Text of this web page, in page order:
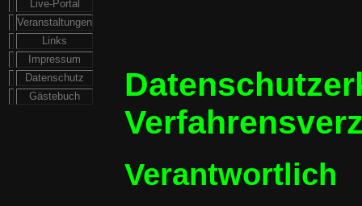
Live-Portal
Veranstaltungen
Links
Impressum
Datenschutz
Gästebuch
Verantwortlich